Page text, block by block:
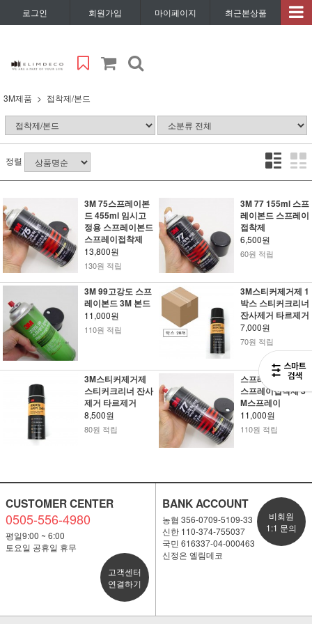
로그인 회원가입 마이페이지 최근본상품
3M제품 접착제/본드
정렬
3M 75스프레이본
드 455ml 임시고
정용 스프레이본드
스프레이접착제
13,800원
130원 적립
3M 77 155ml 스프
레이본드 스프레이
접착제
6,500원
60원 적립
3M 99고강도 스프
레이본드 3M 본드
11,000원
110원 적립
3M스티커제거제 1
박스 스티커크리너
잔사제거 타르제거
7,000원
70원 적립
3M스티커제거제
스티커크리너 잔사
제거 타르제거
8,500원
80원 적립
스프레이본드 77
스프레이접착제 3
M스프레이
11,000원
110원 적립
CUSTOMER CENTER
0505-556-4980
평일9:00 ~ 6:00
토요일 공휴일 휴무
고객센터
연결하기
BANK ACCOUNT
농협 356-0709-5109-33
신한 110-374-755037
국민 616337-04-000463
신정은 엘림데코
비회원
1:1 문의